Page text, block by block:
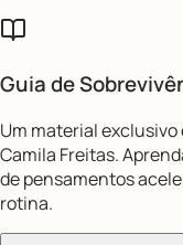
Guia de
Um material
Camila Freitas.
de pensamentos
rotina.